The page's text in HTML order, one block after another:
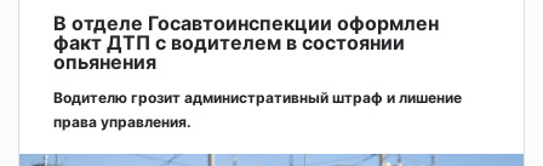
В отделе Госавтоинспекции оформлен
факт ДТП с водителем в состоянии
опьянения
Водителю грозит административный штраф и лишение
права управления.